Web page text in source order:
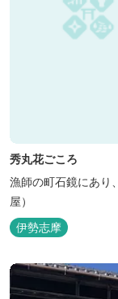
秀丸花ごころ
漁師の町石鏡にあり
屋）
伊勢志摩